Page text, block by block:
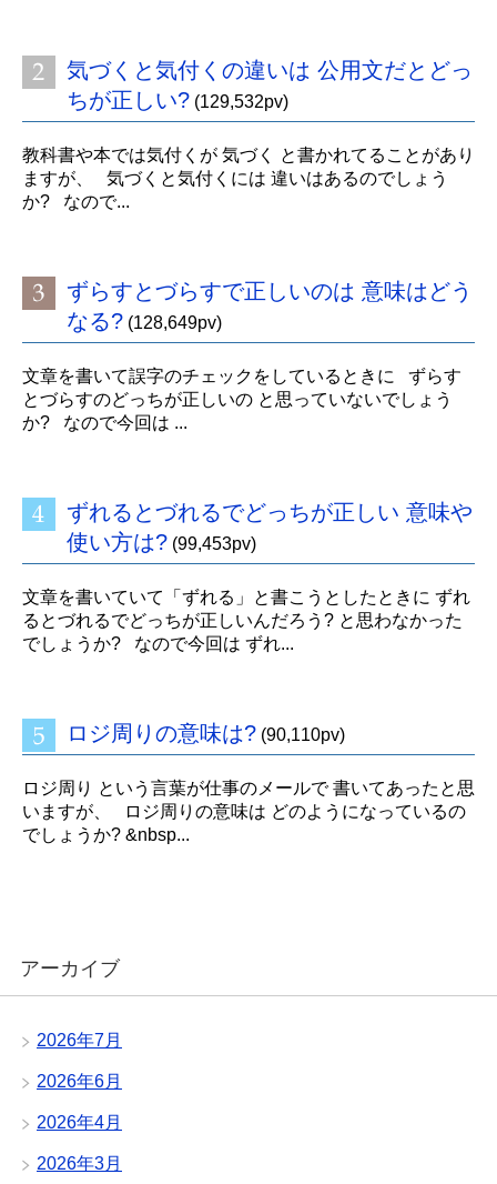
気づくと気付くの違いは 公用文だとどっ
ちが正しい? (129,532pv)
教科書や本では気付くが 気づく と書かれてることがあり
ますが、 気づくと気付くには 違いはあるのでしょう
か? なので...
ずらすとづらすで正しいのは 意味はどう
なる? (128,649pv)
文章を書いて誤字のチェックをしているときに ずらす
とづらすのどっちが正しいの と思っていないでしょう
か? なので今回は ...
ずれるとづれるでどっちが正しい 意味や
使い方は? (99,453pv)
文章を書いていて「ずれる」と書こうとしたときに ずれ
るとづれるでどっちが正しいんだろう? と思わなかった
でしょうか? なので今回は ずれ...
ロジ周りの意味は? (90,110pv)
ロジ周り という言葉が仕事のメールで 書いてあったと思
いますが、 ロジ周りの意味は どのようになっているの
でしょうか? &nbsp...
アーカイブ
2026年7月
2026年6月
2026年4月
2026年3月